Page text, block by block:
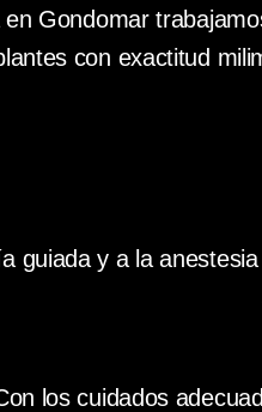
Gondomar
con exactitud
guiada y a la
los cuidados